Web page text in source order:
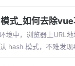
式_如何去除vue
境中，浏览器上URL
hash 模式，不难发现